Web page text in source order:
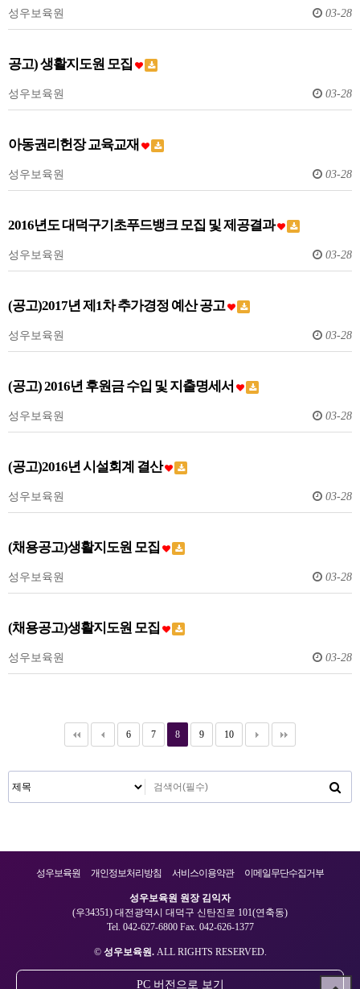
성우보육원 03-28
공고) 생활지도원 모집
성우보육원 03-28
아동권리헌장 교육교재
성우보육원 03-28
2016년도 대덕구기초푸드뱅크 모집 및 제공결과
성우보육원 03-28
(공고)2017년 제1차 추가경정 예산 공고
성우보육원 03-28
(공고) 2016년 후원금 수입 및 지출명세서
성우보육원 03-28
(공고)2016년 시설회계 결산
성우보육원 03-28
(채용공고)생활지도원 모집
성우보육원 03-28
(채용공고)생활지도원 모집
성우보육원 03-28
6 7 8 9 10
성우보육원 개인정보처리방침 서비스이용약관 이메일무단수집거부
성우보육원 원장 김익자
(우34351) 대전광역시 대덕구 신탄진로 101(연축동)
Tel. 042-627-6800 Fax. 042-626-1377
© 성우보육원.ALL RIGHTS RESERVED.
PC 버전으로 보기